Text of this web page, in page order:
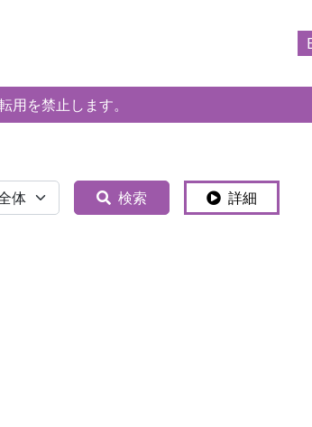
を禁止します。
検索 詳細